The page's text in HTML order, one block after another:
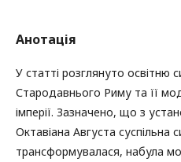
Анотація
У статті розглянуто освітню
Стародавнього Риму та її
імперії. Зазначено, що з
Октавіана Августа
трансформувалася, набула